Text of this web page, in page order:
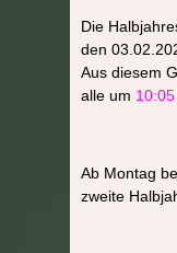
Die
den
Aus diesem
alle um
Ab Montag
zweite